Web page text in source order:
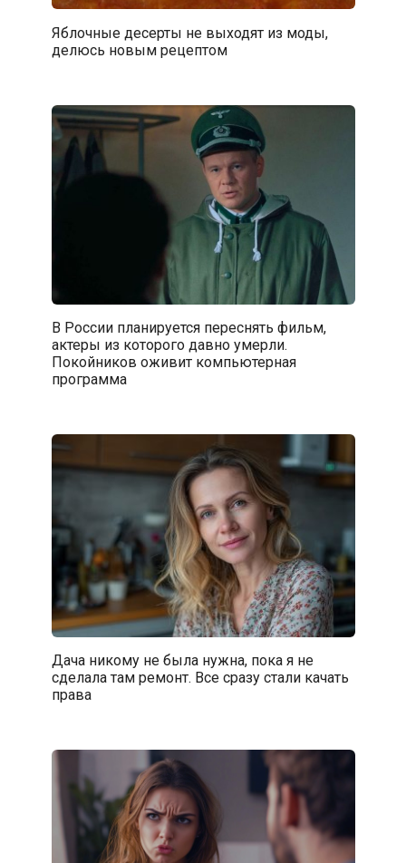
Яблочные десерты не выходят из моды,
делюсь новым рецептом
В России планируется переснять фильм,
актеры из которого давно умерли.
Покойников оживит компьютерная
программа
Дача никому не была нужна, пока я не
сделала там ремонт. Все сразу стали качать
права